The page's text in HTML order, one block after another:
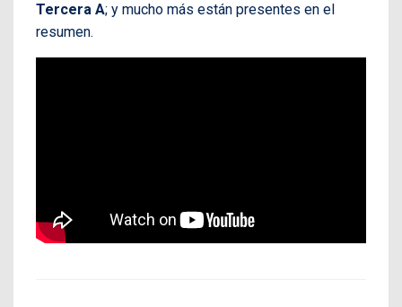
Tercera A; y mucho más están presentes en el
resumen.